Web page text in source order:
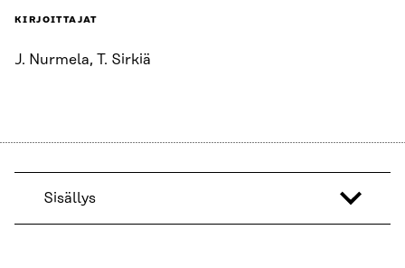
KIRJOITTAJAT
J. Nurmela, T. Sirkiä
Sisällys